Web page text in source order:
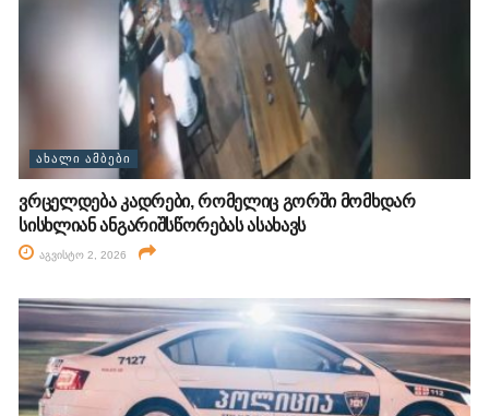
ᲐᲮᲐᲚᲘ ᲐᲛᲑᲔᲑᲘ
ვრცელდება კადრები, რომელიც გორში მომხდარ
სისხლიან ანგარიშსწორებას ასახავს
აგვისტო 2, 2026